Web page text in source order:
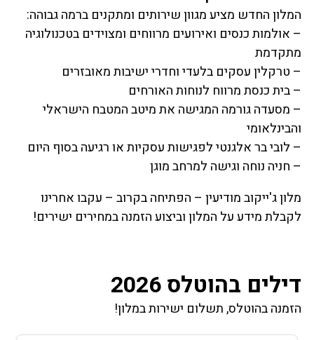
המלון החדש מציע מגוון שירותים ומתקנים ברמה גבוהה:
– אולמות כנסים ואירועים מרווחים ומצוידים בטכנולוגיה
מתקדמת
– טרקלין עסקים בלעדי וחדרי ישיבות מאובזרים
– בית כנסת מרווח לנוחות האורחים
– מסעדה גורמה המגישה את מיטב המטבח הישראלי
והבינלאומי
– לובי בר אלגנטי לפגישות עסקיות או רגיעה בסוף היום
– חניה נוחה וגישה למרחב מוגן
מלון ג'ייקוב מודיעין – הפתיחה בקרוב – עקבו אחרינו
לקבלת מידע על המלון וביצוע הזמנה במחירים ישירים!
דילים בהוטלס 2026
הזמנה בהוטלס, תשלום ישירות במלון!